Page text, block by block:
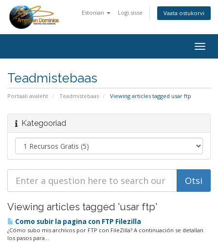
Estonian Logi sisse Vaata ostukorvi
Teadmistebaas
Portaali avaleht Teadmistebaas Viewing articles tagged usar ftp
Kategooriad
Viewing articles tagged 'usar ftp'
Como subir la pagina con FTP Filezilla
¿Cómo subo mis archivos por FTP con FileZilla? A continuación se detallan
los pasos para...